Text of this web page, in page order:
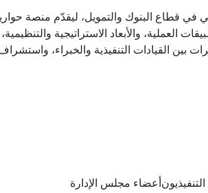
قطاع البنوك والتمويل، ليقدّم منصة
العملية، والأبعاد الاستراتيجية
بين القيادات التنفيذية والخبراء،
التنفيذيونأعضاء مجلس الإدارة